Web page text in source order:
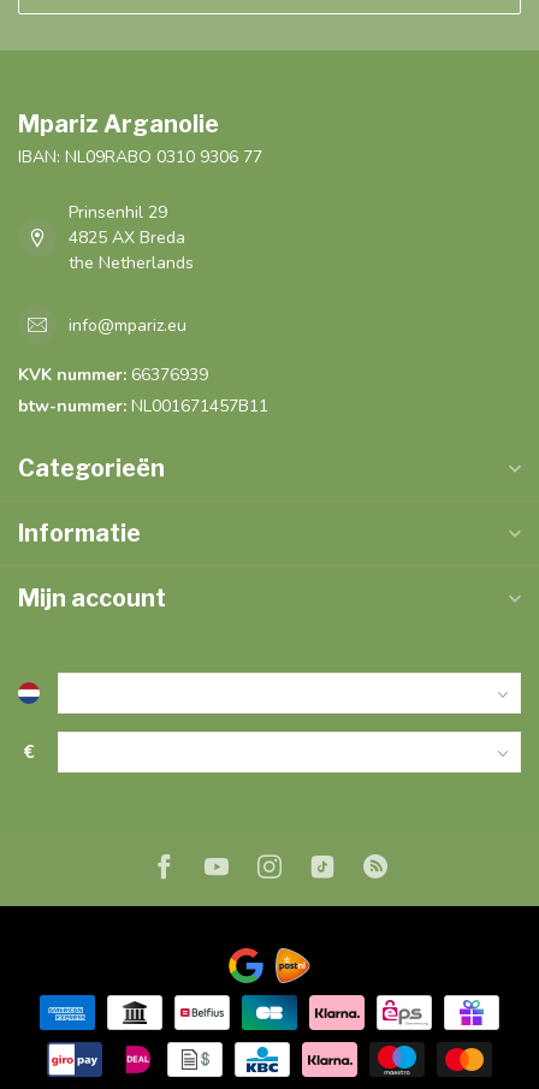
Mpariz Arganolie
IBAN: NL09RABO 0310 9306 77
Prinsenhil 29
4825 AX Breda
the Netherlands
info@mpariz.eu
KVK nummer: 66376939
btw-nummer: NL001671457B11
Categorieën
Informatie
Mijn account
€